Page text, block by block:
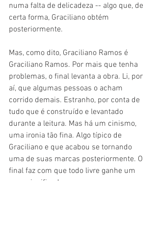
numa falta de delicadeza -- algo que, de
certa forma, Graciliano obtém
posteriormente.
Mas, como dito, Graciliano Ramos é
Graciliano Ramos. Por mais que tenha
problemas, o final levanta a obra. Li, por
aí, que algumas pessoas o acham
corrido demais. Estranho, por conta de
tudo que é construído e levantado
durante a leitura. Mas há um cinismo,
uma ironia tão fina. Algo típico de
Graciliano e que acabou se tornando
uma de suas marcas posteriormente. O
final faz com que todo livre ganhe um
novo significado.